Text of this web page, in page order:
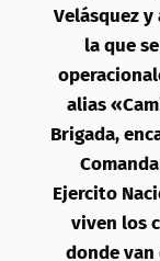
Velásquez y
la que
alias
Brigada,
Ejercito
viven los
donde